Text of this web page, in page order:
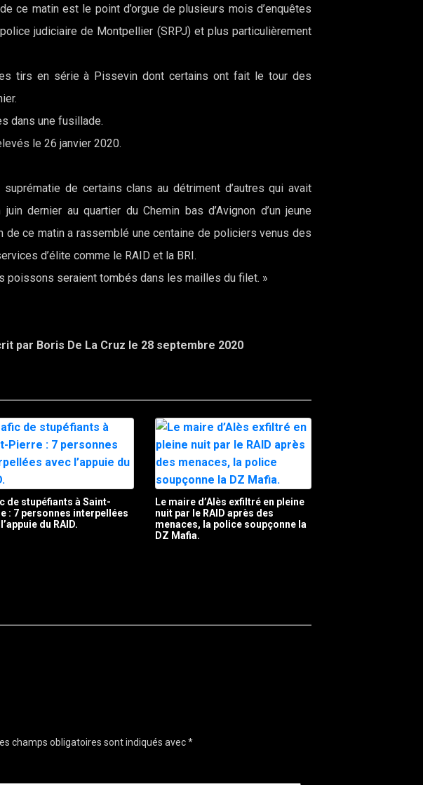
ce matin est le point d’orgue de plusieurs mois d’enquêtes
judiciaire de Montpellier (SRPJ) et plus particulièrement
tirs en série à Pissevin dont certains ont fait le tour des
dans une fusillade.
le 26 janvier 2020.
de certains clans au détriment d’autres qui avait
dernier au quartier du Chemin bas d’Avignon d’un jeune
de ce matin a rassemblé une centaine de policiers venus des
d’élite comme le RAID et la BRI.
poissons seraient tombés dans les mailles du filet. »
par Boris De La Cruz le 28 septembre 2020
de stupéfiants à Saint-
: 7 personnes interpellées
du RAID.
Le maire d’Alès exfiltré en pleine
nuit par le RAID après des
menaces, la police soupçonne la
DZ Mafia.
Les champs obligatoires sont indiqués avec*